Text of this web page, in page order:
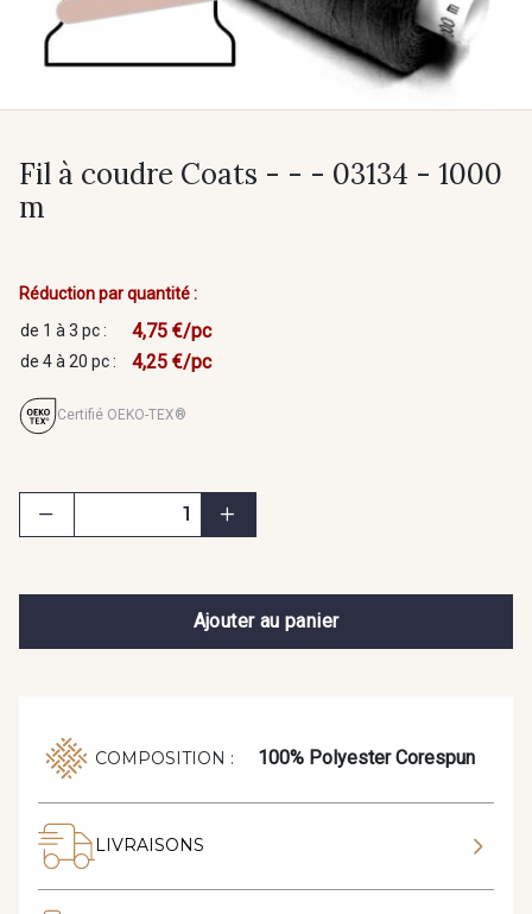
Fil à coudre Coats - - - 03134 - 1000
m
Réduction par quantité :
de 1 à 3 pc :
4,75 €/pc
de 4 à 20 pc : 4,25 €/pc
Certifié OEKO-TEX®
Ajouter au panier
COMPOSITION : 100% Polyester Corespun
LIVRAISONS